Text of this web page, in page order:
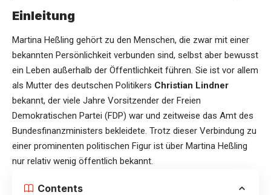
Einleitung
Martina Heßling gehört zu den Menschen, die zwar mit einer
bekannten Persönlichkeit verbunden sind, selbst aber bewusst
ein Leben außerhalb der Öffentlichkeit führen. Sie ist vor allem
als Mutter des deutschen Politikers Christian Lindner
bekannt, der viele Jahre Vorsitzender der Freien
Demokratischen Partei (FDP) war und zeitweise das Amt des
Bundesfinanzministers bekleidete. Trotz dieser Verbindung zu
einer prominenten politischen Figur ist über Martina Heßling
nur relativ wenig öffentlich bekannt.
Contents